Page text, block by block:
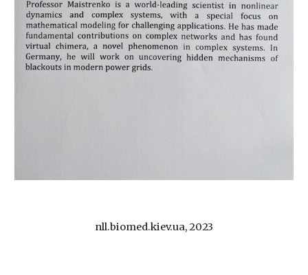
nll.biomed.kiev.ua, 2023